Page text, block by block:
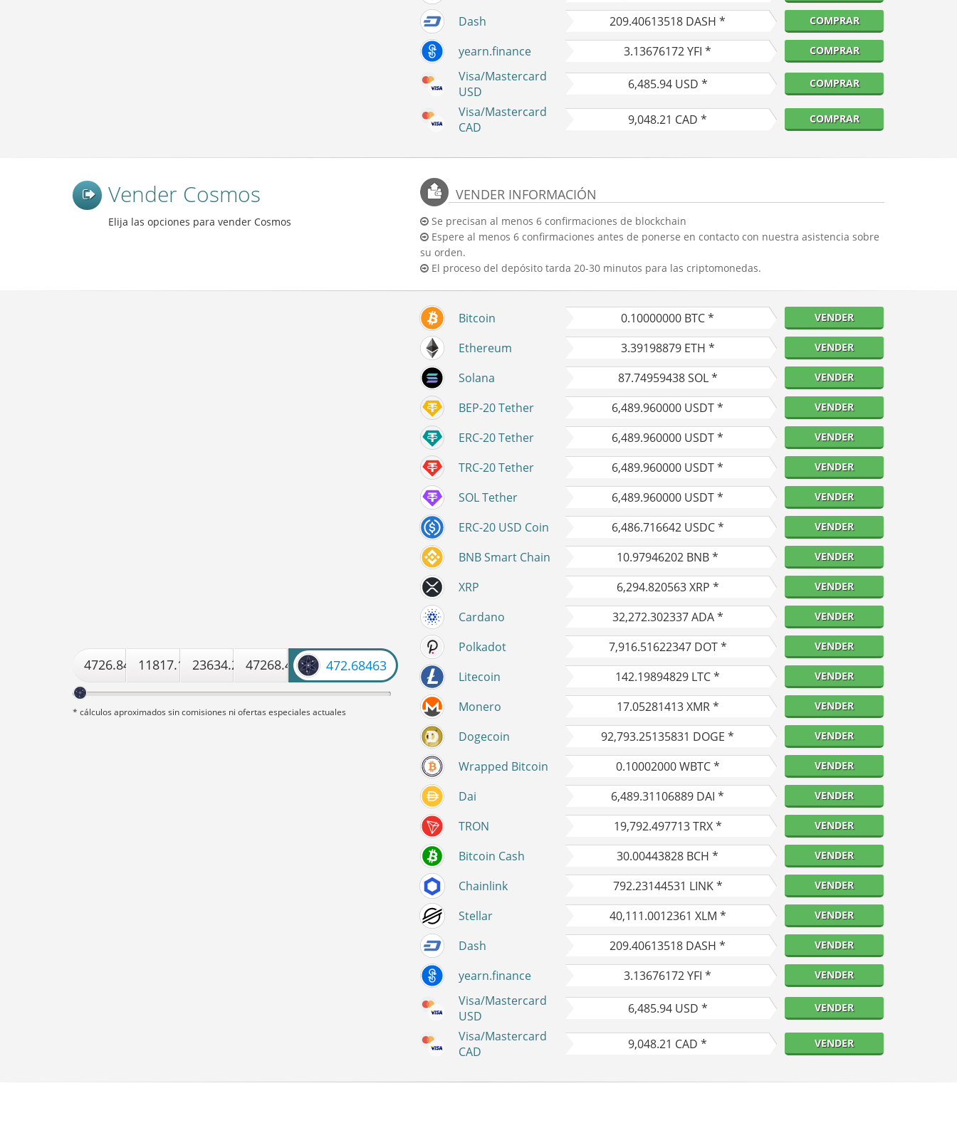
Dash 209.40613518 DASH * COMPRAR
yearn.finance 3.13676172YFI * COMPRAR
Visa/Mastercard
USD
6,485.94USD * COMPRAR
Visa/Mastercard
CAD
9,048.21 CAD * COMPRAR
Vender Cosmos
Elija las opciones para vender Cosmos
VENDER INFORMACIÓN
Se precisan al menos 6 confirmaciones de blockchain
Espere al menos 6 confirmaciones antes de ponerse en contacto con nuestra asistencia sobre
su orden.
El proceso del depósito tarda 20-30 minutos para las criptomonedas.
4726.846321922811817.11580480723634.23160961447268.463219228
* cálculos aproximados sin comisiones ni ofertas especiales actuales
Bitcoin 0.10000000 BTC * VENDER
Ethereum 3.39198879ETH * VENDER
Solana 87.74959438SOL * VENDER
BEP-20 Tether 6,489.960000 USDT * VENDER
ERC-20 Tether 6,489.960000 USDT * VENDER
TRC-20 Tether 6,489.960000 USDT * VENDER
SOL Tether 6,489.960000 USDT * VENDER
ERC-20 USD Coin 6,486.716642USDC * VENDER
BNB Smart Chain 10.97946202 BNB * VENDER
XRP 6,294.820563XRP * VENDER
Cardano 32,272.302337ADA * VENDER
Polkadot 7,916.51622347DOT * VENDER
Litecoin 142.19894829 LTC * VENDER
Monero 17.05281413XMR * VENDER
Dogecoin 92,793.25135831 DOGE * VENDER
Wrapped Bitcoin 0.10002000WBTC * VENDER
Dai 6,489.31106889 DAI * VENDER
TRON 19,792.497713TRX * VENDER
Bitcoin Cash 30.00443828 BCH * VENDER
Chainlink 792.23144531 LINK * VENDER
Stellar 40,111.0012361 XLM * VENDER
Dash 209.40613518 DASH * VENDER
yearn.finance 3.13676172YFI * VENDER
Visa/Mastercard
USD
6,485.94USD * VENDER
Visa/Mastercard
CAD
9,048.21 CAD * VENDER